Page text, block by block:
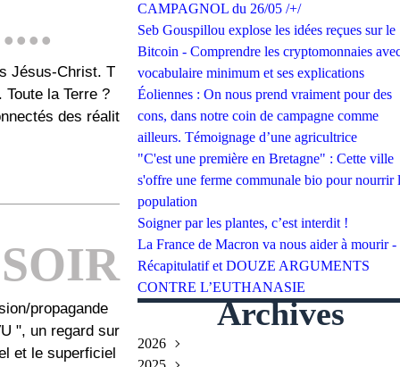
Jésus-Christ. T
la Terre ?
des réalit
propagande
", un regard sur
et le superficiel
CAMPAGNOL du 26/05 /+/
Seb Gouspillou explose les idées reçues sur le
Bitcoin - Comprendre les cryptomonnaies
vocabulaire minimum et ses explications
Éoliennes : On nous prend vraiment pour des
cons, dans notre coin de campagne comme
ailleurs. Témoignage d’une agricultrice
"C'est une première en Bretagne" : Cette ville
s'offre une ferme communale bio pour nourrir
population
Soigner par les plantes, c’est interdit !
La France de Macron va nous aider à mourir -
Récapitulatif et DOUZE ARGUMENTS
CONTRE L’EUTHANASIE
Archives
2026